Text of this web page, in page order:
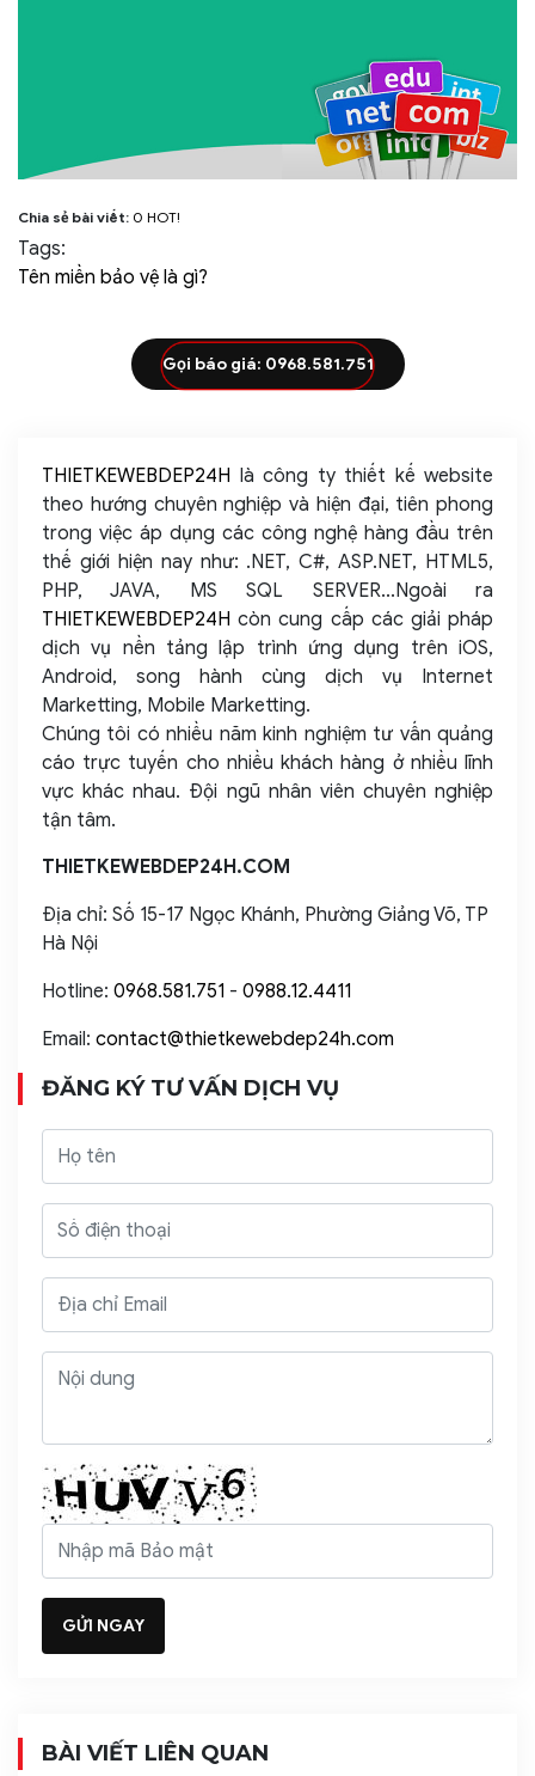
Chia sẻ bài viết: 0 HOT!
Tags:
Tên miền bảo vệ là gì?
Gọi báo giá: 0968.581.751
THIETKEWEBDEP24H là công ty thiết kế website
theo hướng chuyên nghiệp và hiện đại, tiên phong
trong việc áp dụng các công nghệ hàng đầu trên
thế giới hiện nay như: .NET, C#, ASP.NET, HTML5,
PHP, JAVA, MS SQL SERVER...Ngoài ra
THIETKEWEBDEP24H còn cung cấp các giải pháp
dịch vụ nền tảng lập trình ứng dụng trên iOS,
Android, song hành cùng dịch vụ Internet
Marketting, Mobile Marketting.
Chúng tôi có nhiều năm kinh nghiệm tư vấn quảng
cáo trực tuyến cho nhiều khách hàng ở nhiều lĩnh
vực khác nhau. Đội ngũ nhân viên chuyên nghiệp
tận tâm.
THIETKEWEBDEP24H.COM
Địa chỉ: Số 15-17 Ngọc Khánh, Phường Giảng Võ, TP
Hà Nội
Hotline: 0968.581.751 - 0988.12.4411
Email: contact@thietkewebdep24h.com
ĐĂNG KÝ TƯ VẤN DỊCH VỤ
BÀI VIẾT LIÊN QUAN